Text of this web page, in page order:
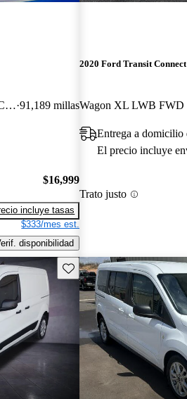
Cargo XLT LWB FWD with Rear Cargo Doors 91,189 millas
$16,999
incluye tasas
$333/mes est.
disponibilidad
2020 Ford Transit Connect
Entrega a
El precio incluye
Trato justo
Guarda este Aviso